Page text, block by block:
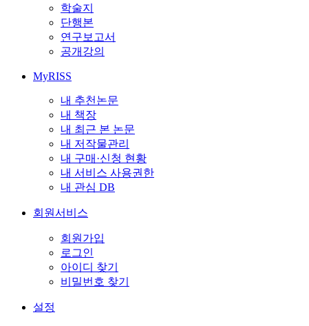
학술지
단행본
연구보고서
공개강의
MyRISS
내 추천논문
내 책장
내 최근 본 논문
내 저작물관리
내 구매·신청 현황
내 서비스 사용권한
내 관심 DB
회원서비스
회원가입
로그인
아이디 찾기
비밀번호 찾기
설정